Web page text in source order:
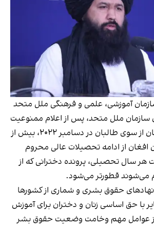
آموزشی، علمی و فرهنگی ملل متحد
سازمان ملل متحد، پس از اعلام ممنوعیت
آموزش دانشگاهی زنان از سوی طالبان در دسامبر ۲۰۲۲، بیش از
زن افغان از ادامه تحصیلات عالی محروم
هر سال تحصیلی، پرونده دخترانی که از
می‌شوند قطورتر می‌شود.
حقوق بشری و شماری از کشورها
با حق اساسی زنان و دختران برای آموزش
از عوامل مهم وخامت وضعیت حقوق بشر